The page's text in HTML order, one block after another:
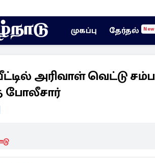
முகப்பு தேர்தல் New
அரிவாள் வெட்டு
போலீசார்